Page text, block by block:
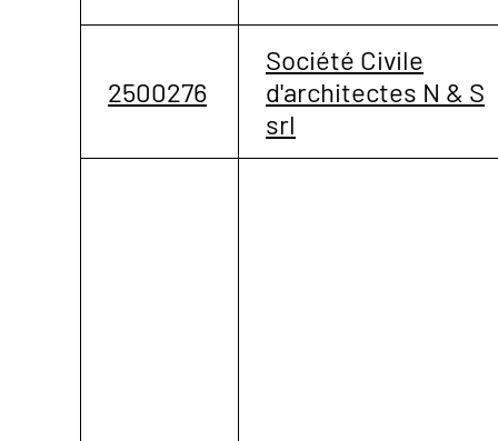
2500276
Société Civile
d'architectes N & S
srl